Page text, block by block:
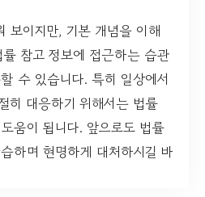
보이지만, 기본 개념을 이해
참고 정보에 접근하는 습관
수 있습니다. 특히 일상에서
히 대응하기 위해서는 법률
움이 됩니다. 앞으로도 법률
하며 현명하게 대처하시길 바